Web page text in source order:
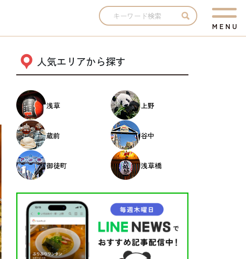
M E N U
人気エリアから探す
浅草 上野
蔵前 谷中
御徒町 浅草橋